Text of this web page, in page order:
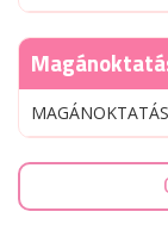
MAGÁNOKTATÁS